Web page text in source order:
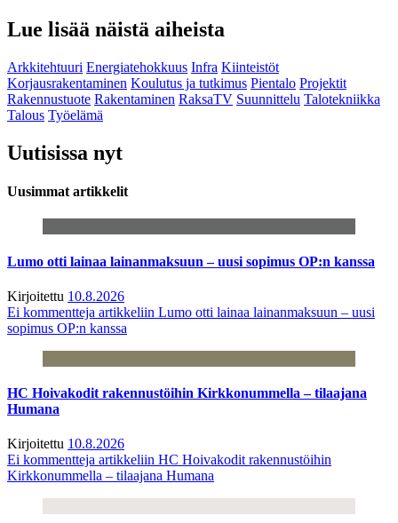
Lue lisää näistä aiheista
Arkkitehtuuri Energiatehokkuus Infra Kiinteistöt
Korjausrakentaminen Koulutus ja tutkimus Pientalo Projektit
Rakennustuote Rakentaminen RaksaTV Suunnittelu Talotekniikka
Talous Työelämä
Uutisissa nyt
Uusimmat artikkelit
Lumo otti lainaa lainanmaksuun – uusi sopimus OP:n kanssa
Kirjoitettu 10.8.2026
Ei kommentteja artikkeliin Lumo otti lainaa lainanmaksuun – uusi
sopimus OP:n kanssa
HC Hoivakodit rakennustöihin Kirkkonummella – tilaajana
Humana
Kirjoitettu 10.8.2026
Ei kommentteja artikkeliin HC Hoivakodit rakennustöihin
Kirkkonummella – tilaajana Humana